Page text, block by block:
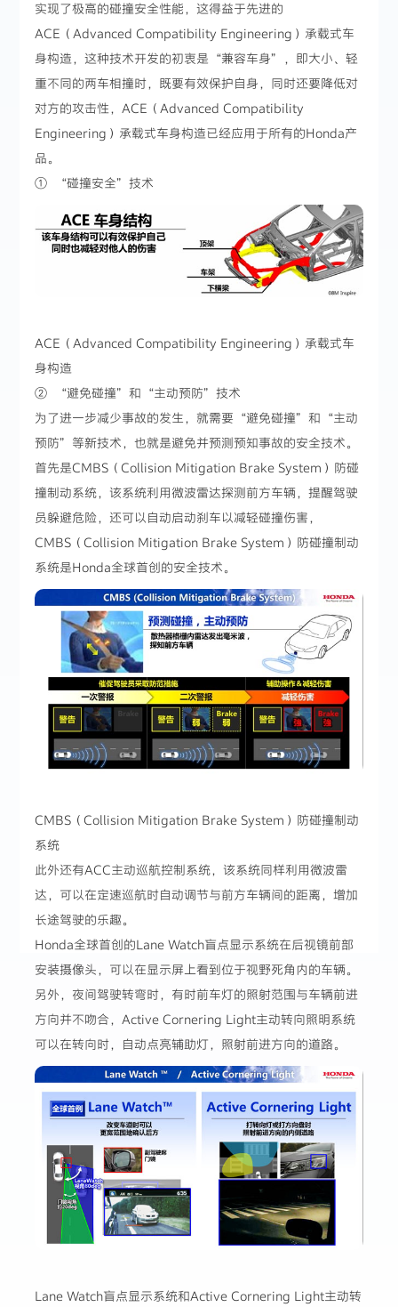
实现了极高的碰撞安全性能，这得益于先进的
ACE（Advanced Compatibility Engineering）承载式车
身构造，这种技术开发的初衷是“兼容车身”，即大小、轻
重不同的两车相撞时，既要有效保护自身，同时还要降低对
对方的攻击性，ACE（Advanced Compatibility
Engineering）承载式车身构造已经应用于所有的Honda产
品。
① “碰撞安全”技术
ACE（Advanced Compatibility Engineering）承载式车
身构造
② “避免碰撞”和“主动预防”技术
为了进一步减少事故的发生，就需要“避免碰撞”和“主动
预防”等新技术，也就是避免并预测预知事故的安全技术。
首先是CMBS（Collision Mitigation Brake System）防碰
撞制动系统，该系统利用微波雷达探测前方车辆，提醒驾驶
员躲避危险，还可以自动启动刹车以减轻碰撞伤害，
CMBS（Collision Mitigation Brake System）防碰撞制动
系统是Honda全球首创的安全技术。
CMBS（Collision Mitigation Brake System）防碰撞制动
系统
此外还有ACC主动巡航控制系统，该系统同样利用微波雷
达，可以在定速巡航时自动调节与前方车辆间的距离，增加
长途驾驶的乐趣。
Honda全球首创的Lane Watch盲点显示系统在后视镜前部
安装摄像头，可以在显示屏上看到位于视野死角内的车辆。
另外，夜间驾驶转弯时，有时前车灯的照射范围与车辆前进
方向并不吻合，Active Cornering Light主动转向照明系统
可以在转向时，自动点亮辅助灯，照射前进方向的道路。
Lane Watch盲点显示系统和Active Cornering Light主动转